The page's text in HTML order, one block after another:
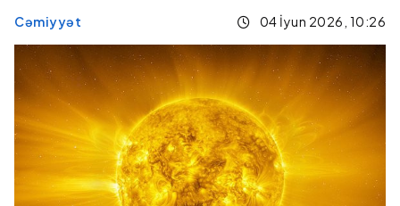
Cəmiyyət 04 İyun 2026, 10:26